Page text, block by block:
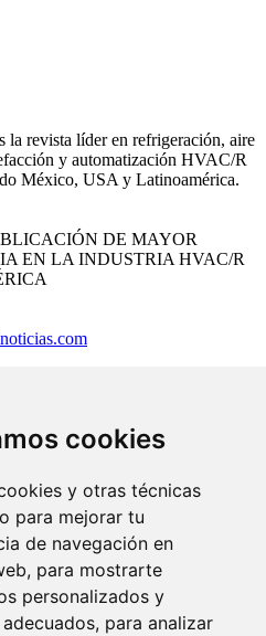
cookies
y otras técnicas
para mejorar tu
de navegación en
para mostrarte
personalizados y
para analizar
revista líder en refrigeración, aire
y automatización HVAC/R
México, USA y Latinoamérica.
DE MAYOR
EN LA INDUSTRIA HVAC/R